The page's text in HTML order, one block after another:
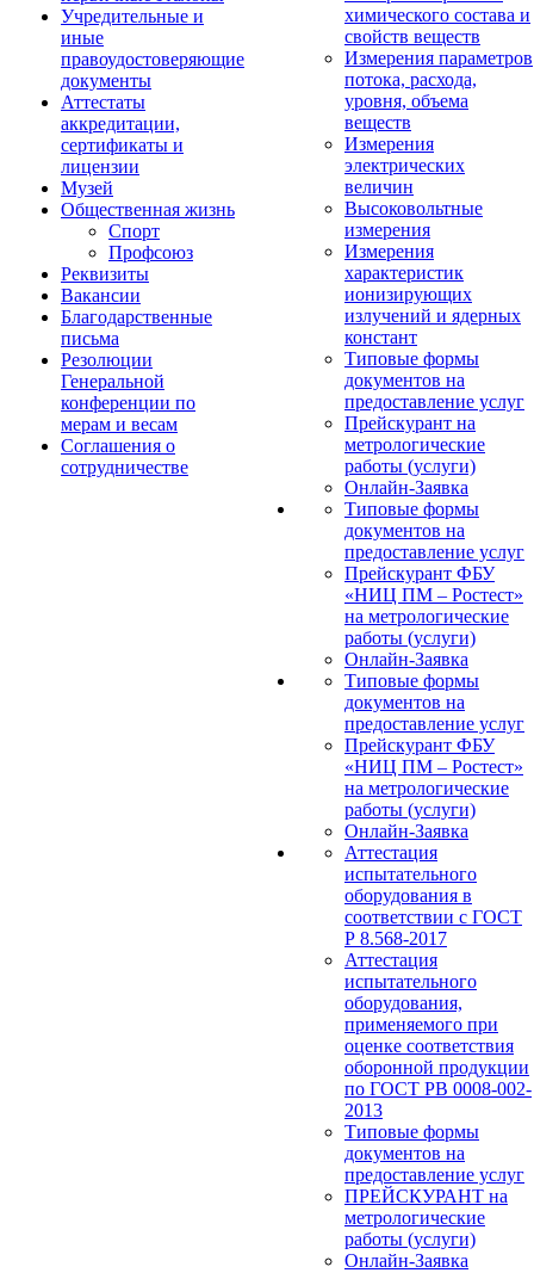
Учредительные и
иные
правоудостоверяющие
документы
Аттестаты
аккредитации,
сертификаты и
лицензии
Музей
Общественная жизнь
Спорт
Профсоюз
Реквизиты
Вакансии
Благодарственные
письма
Резолюции
Генеральной
конференции по
мерам и весам
Соглашения о
сотрудничестве
химического состава и
свойств веществ
Измерения параметров
потока, расхода,
уровня, объема
веществ
Измерения
электрических
величин
Высоковольтные
измерения
Измерения
характеристик
ионизирующих
излучений и ядерных
констант
Типовые формы
документов на
предоставление услуг
Прейскурант на
метрологические
работы (услуги)
Онлайн-Заявка
Типовые формы
документов на
предоставление услуг
Прейскурант ФБУ
«НИЦ ПМ – Ростест»
на метрологические
работы (услуги)
Онлайн-Заявка
Типовые формы
документов на
предоставление услуг
Прейскурант ФБУ
«НИЦ ПМ – Ростест»
на метрологические
работы (услуги)
Онлайн-Заявка
Аттестация
испытательного
оборудования в
соответствии с ГОСТ
Р 8.568-2017
Аттестация
испытательного
оборудования,
применяемого при
оценке соответствия
оборонной продукции
по ГОСТ РВ 0008-002-
2013
Типовые формы
документов на
предоставление услуг
ПРЕЙСКУРАНТ на
метрологические
работы (услуги)
Онлайн-Заявка